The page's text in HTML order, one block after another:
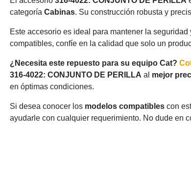
categoría Cabinas. Su construcción robusta y
Este accesorio es ideal para mantener la
compatibles, confíe en la calidad que solo un
¿Necesita este repuesto para su equipo Cat?
316-4022: CONJUNTO DE PERILLA al mejor
en óptimas condiciones.
Si desea conocer los modelos compatibles con
ayudarle con cualquier requerimiento. No dude en